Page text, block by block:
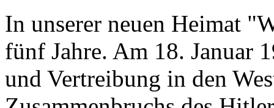
In unserer neuen Heimat
fünf Jahre. Am 18. Januar
und Vertreibung in den